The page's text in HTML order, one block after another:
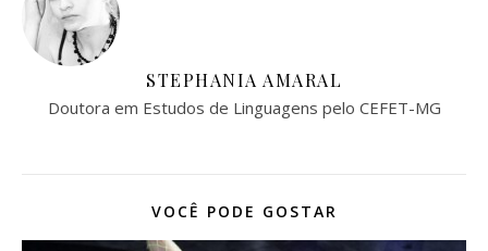
STEPHANIA AMARAL
Doutora em Estudos de Linguagens pelo CEFET-MG
VOCÊ PODE GOSTAR